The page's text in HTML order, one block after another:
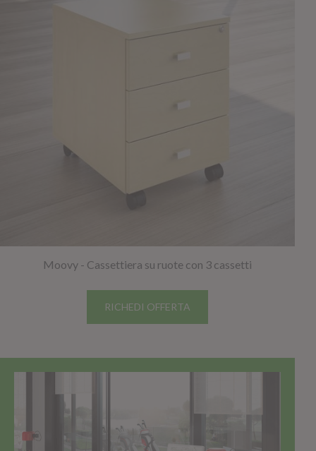
Moovy - Cassettiera su ruote con 3 cassetti
RICHEDI OFFERTA
TOP SELLER!